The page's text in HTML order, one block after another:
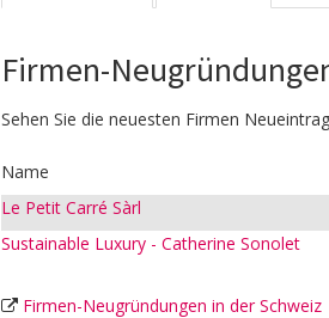
Firmen-
Sehen Sie die neuesten Firmen
Name
Le Petit Carré Sàrl
Sustainable Luxury - Catherine Sonolet
Firmen-Neugründungen in der Schweiz